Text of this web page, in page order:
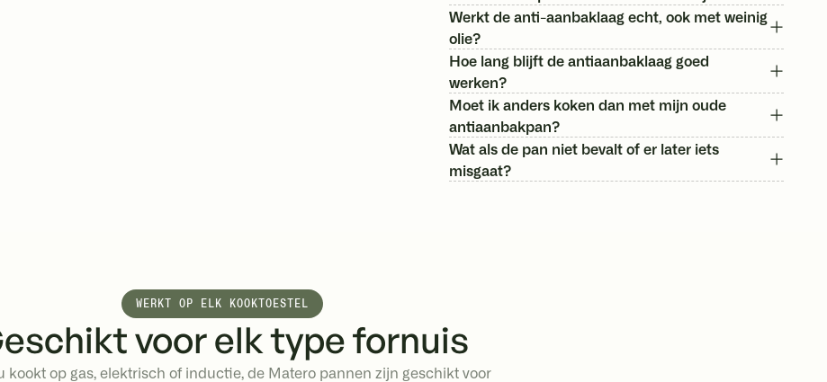
Werkt de anti-aanbaklaag echt, ook met weinig
olie?
Hoe lang blijft de antiaanbaklaag goed
werken?
Moet ik anders koken dan met mijn oude
antiaanbakpan?
Wat als de pan niet bevalt of er later iets
misgaat?
WERKT OP ELK KOOKTOESTEL
voor elk type fornuis
kookt op gas, elektrisch of inductie, de Matero pannen zijn geschikt voor